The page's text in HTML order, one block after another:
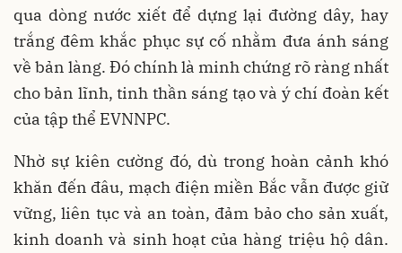
qua dòng nước xiết để dựng lại đường dây, hay
trắng đêm khắc phục sự cố nhằm đưa ánh sáng
về bản làng. Đó chính là minh chứng rõ ràng nhất
cho bản lĩnh, tinh thần sáng tạo và ý chí đoàn kết
của tập thể EVNNPC.
Nhờ sự kiên cường đó, dù trong hoàn cảnh khó
khăn đến đâu, mạch điện miền Bắc vẫn được giữ
vững, liên tục và an toàn, đảm bảo cho sản xuất,
kinh doanh và sinh hoạt của hàng triệu hộ dân.